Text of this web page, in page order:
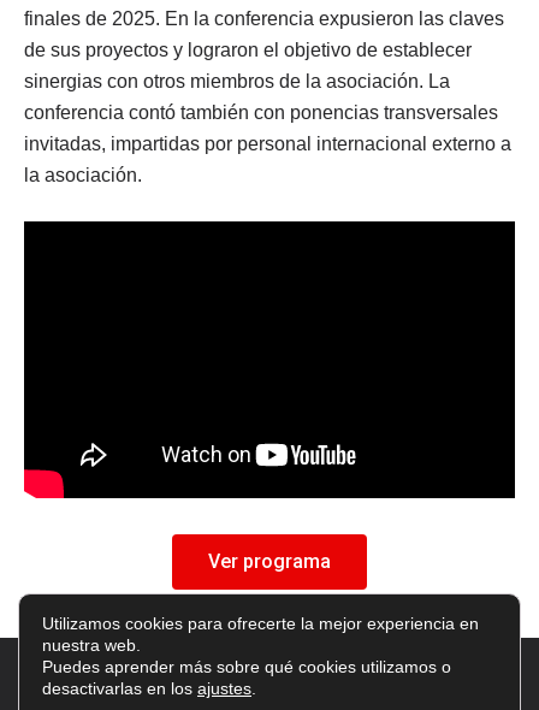
finales de 2025. En la conferencia expusieron las claves
de sus proyectos y lograron el objetivo de establecer
sinergias con otros miembros de la asociación. La
conferencia contó también con ponencias transversales
invitadas, impartidas por personal internacional externo a
la asociación.
Ver programa
2026 © Accent |Aviso Legal
Utilizamos cookies para ofrecerte la mejor experiencia en
nuestra web.
Puedes aprender más sobre qué cookies utilizamos o
desactivarlas en los ajustes